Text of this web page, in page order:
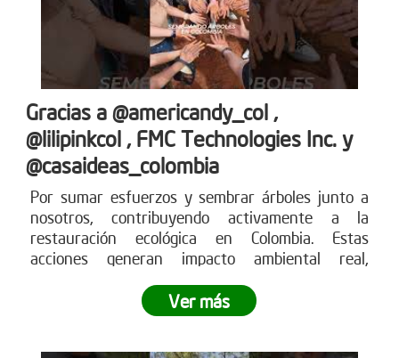
Gracias a @americandy_col ,
@lilipinkcol , FMC Technologies Inc. y
@casaideas_colombia
Por sumar esfuerzos y sembrar árboles junto a
nosotros, contribuyendo activamente a la
restauración ecológica en Colombia. Estas
acciones generan impacto ambiental real,
compromiso empresarial puede transformar el
¿Tu empresa también quiere ser parte
Ver más